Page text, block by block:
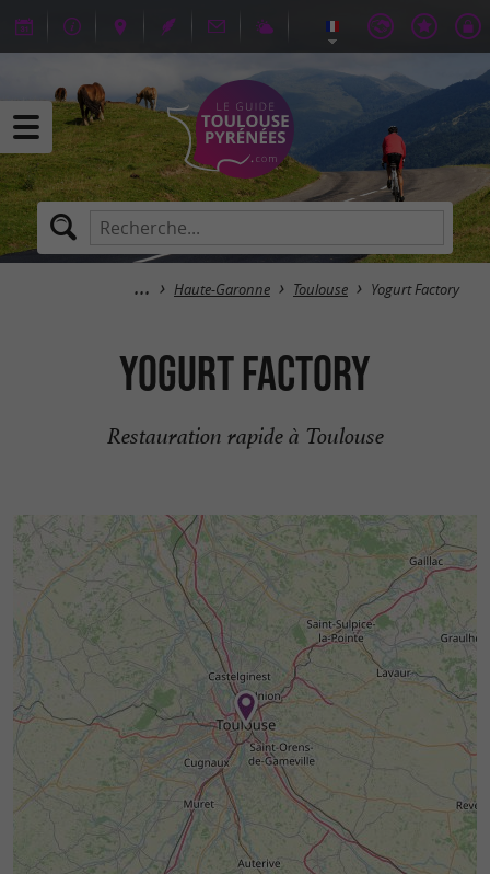
Haute-Garonne Toulouse Yogurt Factory
Yogurt Factory
Restauration rapide à Toulouse